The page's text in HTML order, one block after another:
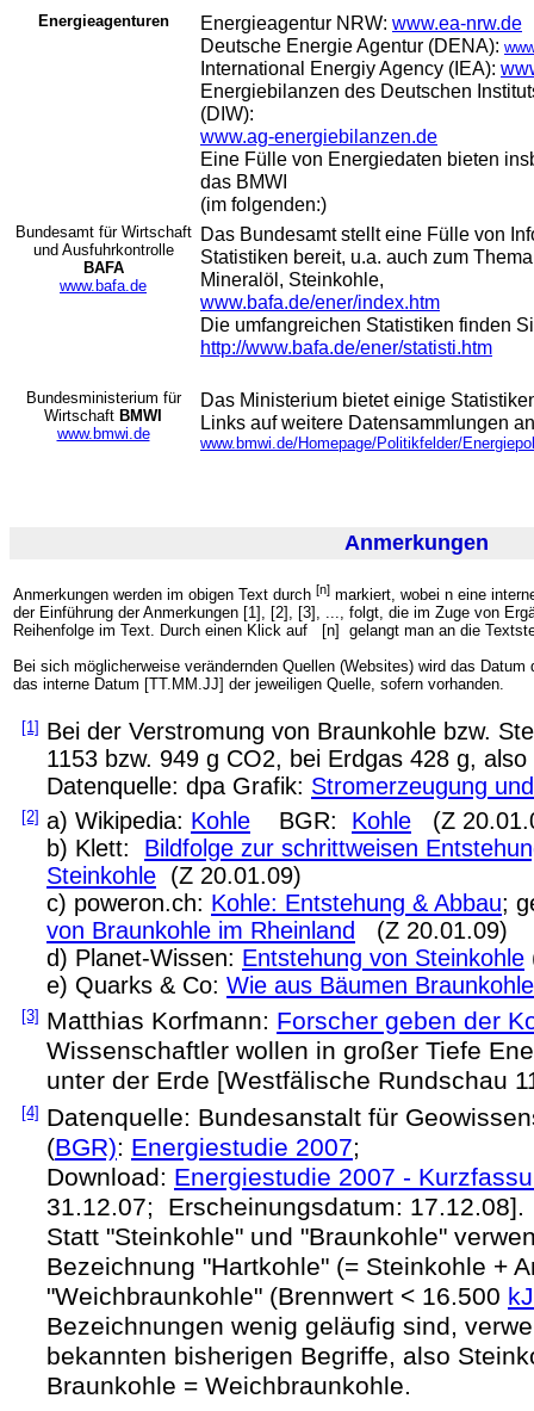
Energieagenturen Energieagentur NRW: www.ea-nrw.de
Deutsche Energie Agentur (DENA):
International Energiy Agency (IEA):
Energiebilanzen des Deutschen
(DIW):
www.ag-energiebilanzen.de
Eine Fülle von Energiedaten bieten
das BMWI
(im folgenden:)
Bundesamt für Wirtschaft
und Ausfuhrkontrolle
BAFA
www.bafa.de
Das Bundesamt stellt eine Fülle von
Statistiken bereit, u.a. auch zum
Mineralöl, Steinkohle,
www.bafa.de/ener/index.htm
Die umfangreichen Statistiken finden
http://www.bafa.de/ener/statisti.htm
Bundesministerium für
Wirtschaft BMWI
www.bmwi.de
Das Ministerium bietet einige
Links auf weitere Datensammlungen
www.bmwi.de/Homepage/Politikfelder/
Anmerkungen
Anmerkungen werden im obigen Text durch [n] markiert, wobei n eine
der Einführung der Anmerkungen [1], [2], [3], ..., folgt, die im Zuge von
Reihenfolge im Text. Durch einen Klick auf
[n] gelangt man an die
Bei sich möglicherweise verändernden Quellen (Websites) wird das
das interne Datum [TT.MM.JJ] der jeweiligen Quelle, sofern vorhanden.
[1] Bei der Verstromung von Braunkohle bzw.
1153 bzw. 949 g CO2, bei Erdgas 428 g,
Datenquelle: dpa Grafik: Stromerzeugung
[2] a) Wikipedia: Kohle BGR: Kohle (Z
b) Klett: Bildfolge zur schrittweisen
Steinkohle (Z 20.01.09)
c) poweron.ch: Kohle: Entstehung & Abbau;
von Braunkohle im Rheinland
(Z 20.01.09)
d) Planet-Wissen: Entstehung von Steinkohle
e) Quarks & Co: Wie aus Bäumen
[3] Matthias Korfmann: Forscher geben der
Wissenschaftler wollen in großer Tiefe
unter der Erde [Westfälische Rundschau
[4] Datenquelle: Bundesanstalt für
(BGR): Energiestudie 2007;
Download: Energiestudie 2007 -
31.12.07; Erscheinungsdatum: 17.12.08].
Statt "Steinkohle" und "Braunkohle"
Bezeichnung "Hartkohle" (= Steinkohle +
"Weichbraunkohle" (Brennwert < 16.500 kJ
Bezeichnungen wenig geläufig sind,
bekannten bisherigen Begriffe, also
Braunkohle = Weichbraunkohle.